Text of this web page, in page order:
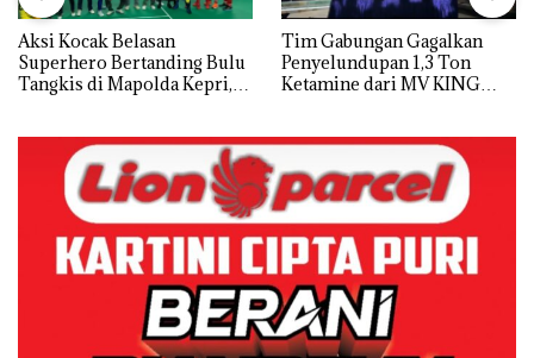
Aksi Kocak Belasan
Superhero Bertanding Bulu
Tangkis di Mapolda Kepri,
Tim Gabungan Gagalkan
Penyelundupan 1,3 Ton
Ketamine dari MV KING